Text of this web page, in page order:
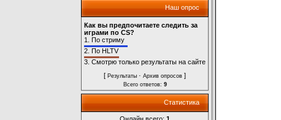
Наш опрос
Как вы предпочитаете следить за
играми по CS?
1. По стриму
2. По HLTV
3. Смотрю только результаты на сайте
[ Результаты · Архив опросов ]
Всего ответов: 9
Статистика